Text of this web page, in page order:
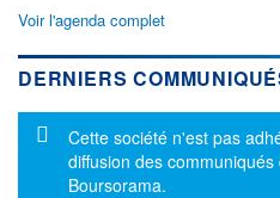
Voir l'agenda complet
DERNIERS
Message d'information
Cette société n'est pas
diffusion des
Boursorama.